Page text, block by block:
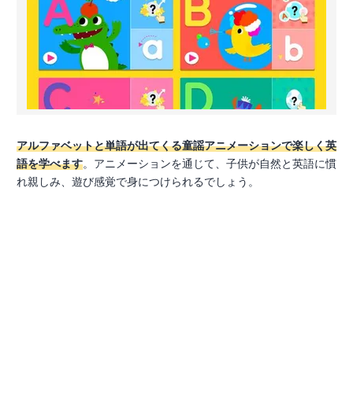
アルファベットと単語が出てくる童謡アニメーションで楽しく英
語を学べます。アニメーションを通じて、子供が自然と英語に慣
れ親しみ、遊び感覚で身につけられるでしょう。